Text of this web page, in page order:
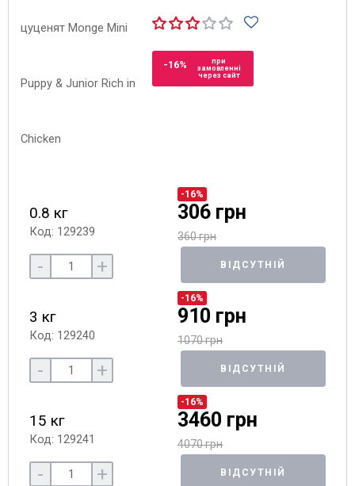
-16%
при
замовленні
через сайт
0.8 кг
Код: 129239
-16%
306 грн
360 грн
- + ВІДСУТНІЙ
3 кг
Код: 129240
-16%
910 грн
1070 грн
- + ВІДСУТНІЙ
15 кг
Код: 129241
-16%
3460 грн
4070 грн
- + ВІДСУТНІЙ